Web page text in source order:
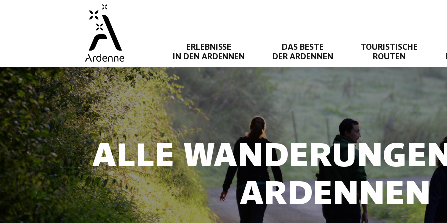
ERLEBNISSE
IN DEN ARDENNEN
DAS BESTE
DER ARDENNEN
TOURISTISCHE
ROUTEN
ALLE
ARDENNEN